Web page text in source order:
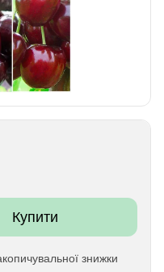
Купити
знижки